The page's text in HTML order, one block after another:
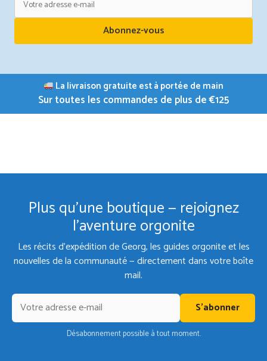
Abonnez-vous
La livraison gratuite est à portée de main
Sur toutes les commandes de plus de €125
Plus qu'une boutique — rejoignez
l'aventure orgonite
Les récits d'expédition de Georg, les guides orgonite et les
nouvelles de la communauté — directement dans votre boîte
mail.
S'abonner
Désabonnement possible à tout moment.